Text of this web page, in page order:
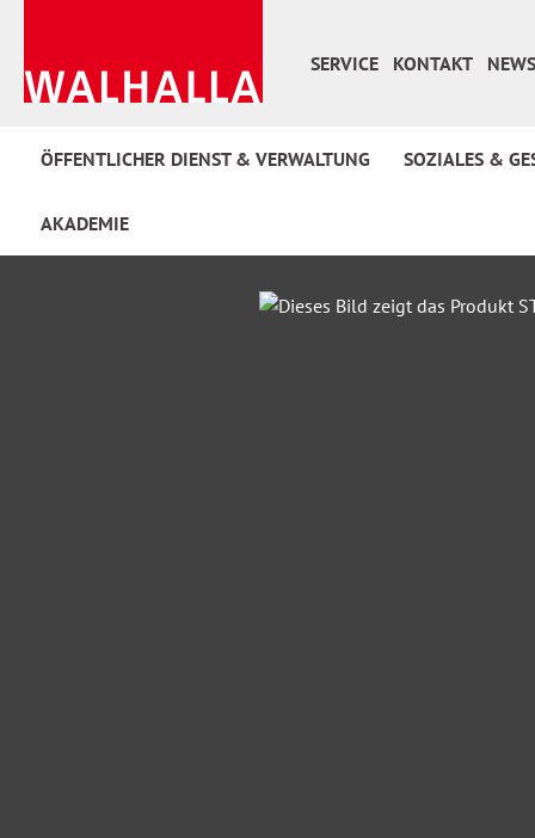
SERVICE
KONTAKT
ÖFFENTLICHER DIENST & VERWALTUNG SOZIALES &
AKADEMIE
Bildergalerie überspringen